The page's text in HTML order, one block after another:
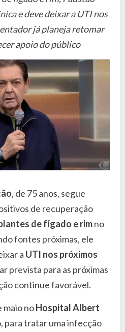
e deve deixar a UTI nos
já planeja retomar
apoio do público
, de 75 anos, segue
de recuperação
de fígado e rimno
fontes próximas, ele
a UTI nos próximos
prevista para as próximas
continue favorável.
maio noHospital Albert
para tratar uma infecção